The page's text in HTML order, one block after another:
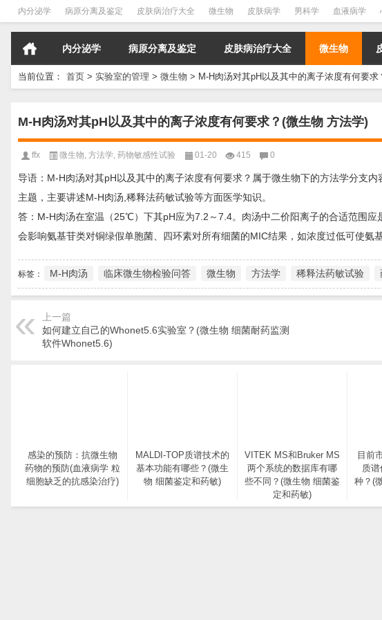
内分泌学 病原分离及鉴定 皮肤病治疗大全 微生物 皮肤病学 男科学 血液病学
内分泌学 病原分离及鉴定 皮肤病治疗大全 微生物
当前位置： 首页 > 实验室的管理 > 微生物 > M-H肉汤对其pH以及其中的离子浓度有何要
M-H肉汤对其pH以及其中的离子浓度有何要求？(微生物 方法学)
ffx 微生物, 方法学, 药物敏感性试验 01-20 415 0
导语：M-H肉汤对其pH以及其中的离子浓度有何要求？属于微生物下的方法学分支
主题，主要讲述M-H肉汤,稀释法药敏试验等方面医学知识。
答：M-H肉汤在室温（25℃）下其pH应为7.2～7.4。肉汤中二价阳离子的合适范围应
会影响氨基苷类对铜绿假单胞菌、四环素对所有细菌的MIC结果，如浓度过低可使氨
标签： M-H肉汤 临床微生物检验问答 微生物 方法学 稀释法药敏试验
上一篇
如何建立自己的Whonet5.6实验室？(微生物 细菌耐药监测
软件Whonet5.6)
感染的预防：抗微生物
药物的预防(血液病学 粒
细胞缺乏的抗感染治疗)
MALDI-TOP质谱技术的
基本功能有哪些？(微生
物 细菌鉴定和药敏)
VITEK MS和Bruker MS
两个系统的数据库有哪
些不同？(微生物 细菌鉴
定和药敏)
目前
质
种？(